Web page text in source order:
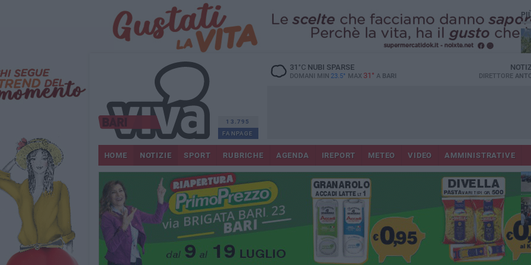
13.795
FANPAGE
31 °CNUBI SPARSE
DOMANI MIN 23.5° MAX 31° A BARI DIRETTORE
HOME NOTIZIE SPORT RUBRICHE AGENDA IREPORT METEO VIDEO AMMINISTRATIVE